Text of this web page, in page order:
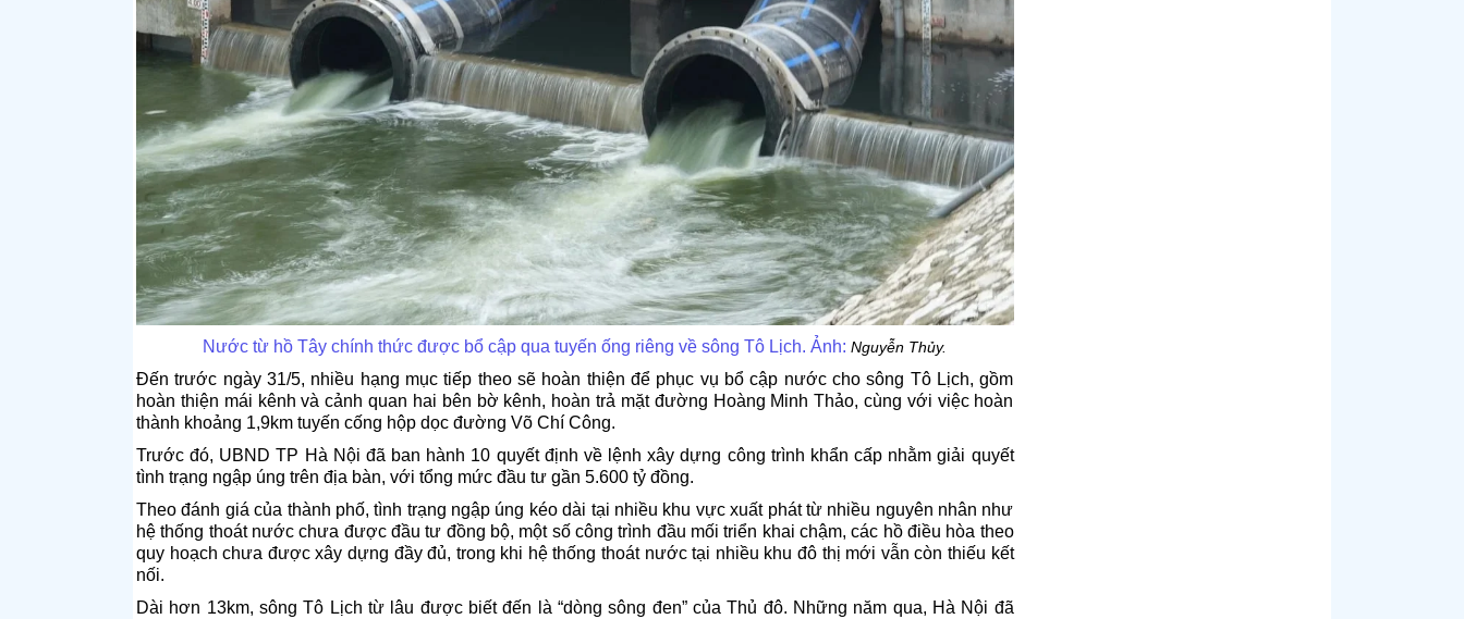
Nước từ hồ Tây chính thức được bổ cập qua tuyến ống riêng về sông Tô Lịch. Ảnh: Nguyễn Thủy.
Đến trước ngày 31/5, nhiều hạng mục tiếp theo sẽ hoàn thiện để phục vụ bổ cập nước cho sông Tô Lịch, gồm
hoàn thiện mái kênh và cảnh quan hai bên bờ kênh, hoàn trả mặt đường Hoàng Minh Thảo, cùng với việc hoàn
thành khoảng 1,9km tuyến cống hộp dọc đường Võ Chí Công.
Trước đó, UBND TP Hà Nội đã ban hành 10 quyết định về lệnh xây dựng công trình khẩn cấp nhằm giải quyết
tình trạng ngập úng trên địa bàn, với tổng mức đầu tư gần 5.600 tỷ đồng.
Theo đánh giá của thành phố, tình trạng ngập úng kéo dài tại nhiều khu vực xuất phát từ nhiều nguyên nhân như
hệ thống thoát nước chưa được đầu tư đồng bộ, một số công trình đầu mối triển khai chậm, các hồ điều hòa theo
quy hoạch chưa được xây dựng đầy đủ, trong khi hệ thống thoát nước tại nhiều khu đô thị mới vẫn còn thiếu kết
nối.
Dài hơn 13km, sông Tô Lịch từ lâu được biết đến là “dòng sông đen” của Thủ đô. Những năm qua, Hà Nội đã